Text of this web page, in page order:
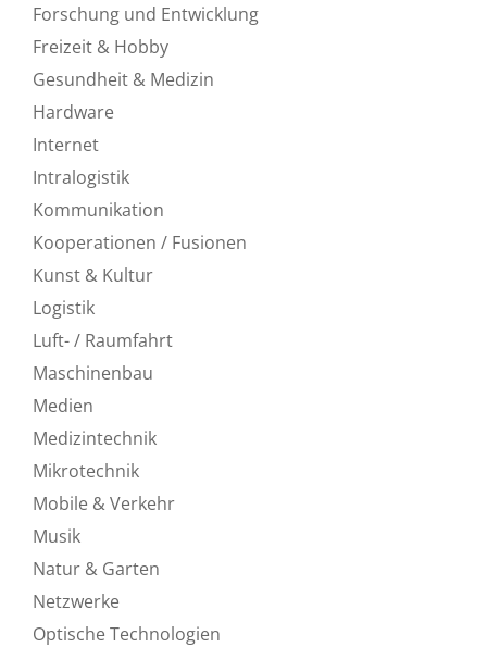
Forschung und Entwicklung
Freizeit & Hobby
Gesundheit & Medizin
Hardware
Internet
Intralogistik
Kommunikation
Kooperationen / Fusionen
Kunst & Kultur
Logistik
Luft- / Raumfahrt
Maschinenbau
Medien
Medizintechnik
Mikrotechnik
Mobile & Verkehr
Musik
Natur & Garten
Netzwerke
Optische Technologien